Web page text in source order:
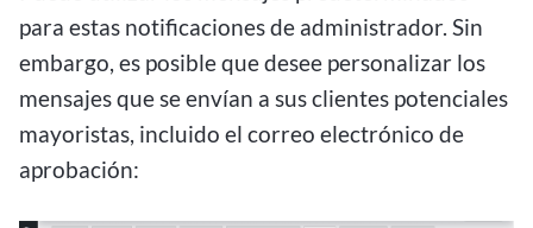
para estas notificaciones de administrador. Sin
embargo, es posible que desee personalizar los
mensajes que se envían a sus clientes potenciales
mayoristas, incluido el correo electrónico de
aprobación: